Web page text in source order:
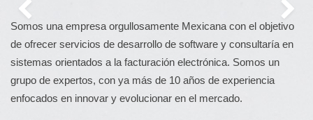
Somos una empresa orgullosamente Mexicana con el objetivo
de ofrecer servicios de desarrollo de software y consultaría en
sistemas orientados a la facturación electrónica. Somos un
grupo de expertos, con ya más de 10 años de experiencia
enfocados en innovar y evolucionar en el mercado.
Anterior